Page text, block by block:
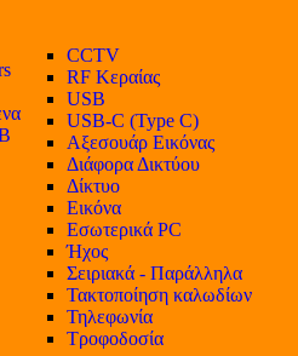
CCTV
RF Κεραίας
USB
USB-C (Type C)
Αξεσουάρ Εικόνας
Διάφορα Δικτύου
Δίκτυο
Εικόνα
Εσωτερικά PC
Ήχος
Σειριακά - Παράλληλα
Τακτοποίηση καλωδίων
Τηλεφωνία
Τροφοδοσία